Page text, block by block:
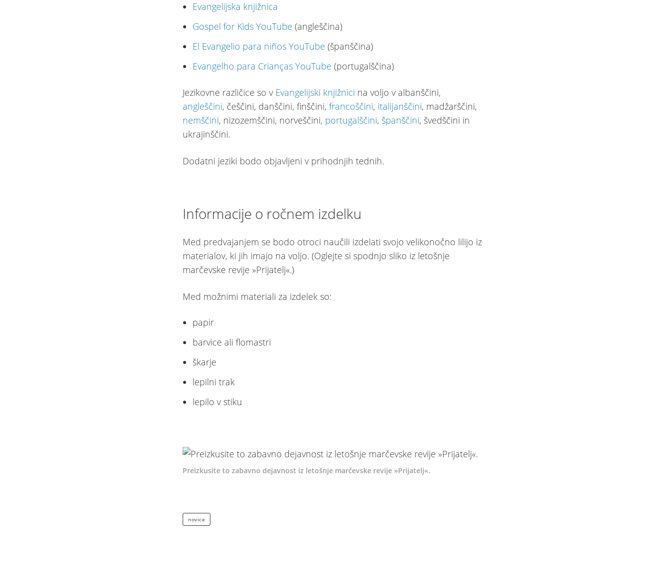
Evangelijska knjižnica
Gospel for Kids YouTube (angleščina)
El Evangelio para niños YouTube (španščina)
Evangelho para Crianças YouTube (portugalščina)
Jezikovne različice so v Evangelijski knjižnici na voljo v albanščini,
angleščini, češčini, danščini, finščini,francoščini, italijanščini, madžarščini,
nemščini, nizozemščini, norveščini, portugalščini,španščini, švedščini in
ukrajinščini.
Dodatni jeziki bodo objavljeni v prihodnjih tednih.
Informacije o ročnem izdelku
Med predvajanjem se bodo otroci naučili izdelati svojo velikonočno lilijo iz
materialov, ki jih imajo na voljo. (Oglejte si spodnjo sliko iz letošnje
marčevske revije »Prijatelj«.)
Med možnimi materiali za izdelek so:
papir
barvice ali flomastri
škarje
lepilni trak
lepilo v stiku
Preizkusite to zabavno dejavnost iz letošnje marčevske revije »Prijatelj«.
novice